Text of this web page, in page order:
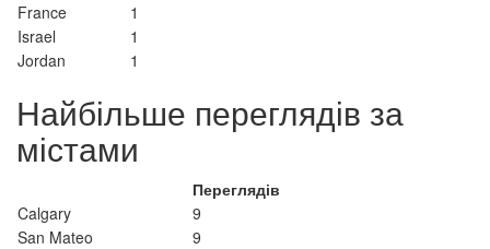
France
1
Israel
1
Jordan
1
Найбільше переглядів за
містами
Переглядів
Calgary
9
San Mateo
9